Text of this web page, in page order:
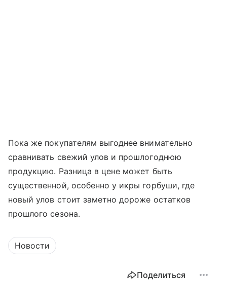
Пока же покупателям выгоднее внимательно
сравнивать свежий улов и прошлогоднюю
продукцию. Разница в цене может быть
существенной, особенно у икры горбуши, где
новый улов стоит заметно дороже остатков
прошлого сезона.
Новости
Поделиться